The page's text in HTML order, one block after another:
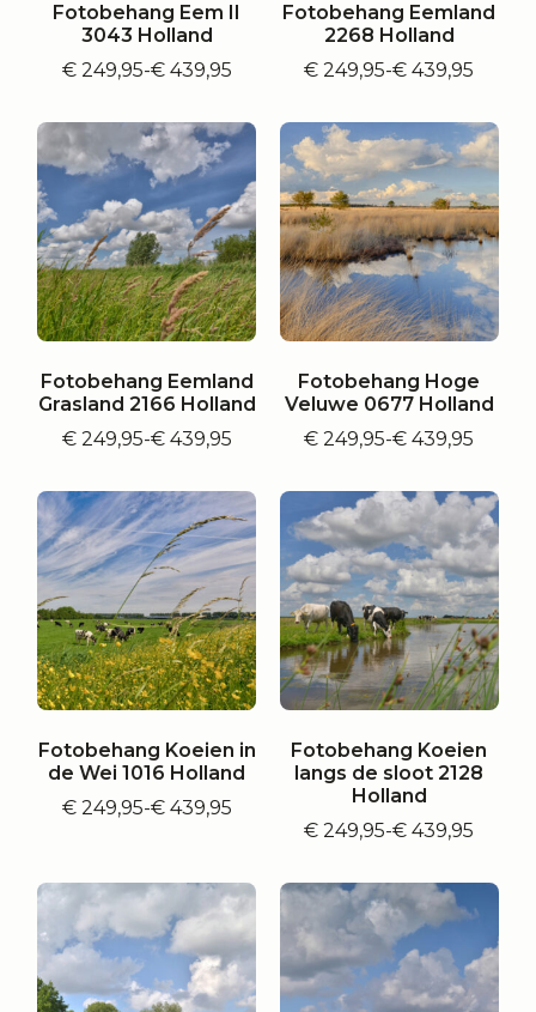
Fotobehang Eem II
3043 Holland
€249,95-€439,95
Prijsklasse:
tot
€ 439,95
Fotobehang Eemland
2268 Holland
€ 249,95-€ 439,95
Prijsklasse:
tot
€ 439,95
Fotobehang Eemland
Grasland 2166 Holland
€249,95-€439,95
Prijsklasse:
tot
€ 439,95
Fotobehang Hoge
Veluwe 0677 Holland
€ 249,95-€ 439,95
Prijsklasse:
tot
€ 439,95
Fotobehang Koeien in
de Wei 1016 Holland
€249,95-€439,95
Prijsklasse:
€ 439,95
Fotobehang Koeien
langs de sloot 2128
Holland
€ 249,95-€ 439,95
Prijsklasse:
tot
€ 439,95